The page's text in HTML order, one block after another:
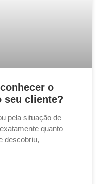
o
seu cliente?
pela situação de
quanto
descobriu,